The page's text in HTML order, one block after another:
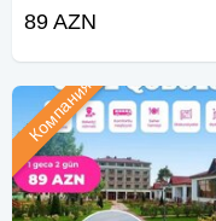
Шеки Тур по плато
89 AZN
Компания